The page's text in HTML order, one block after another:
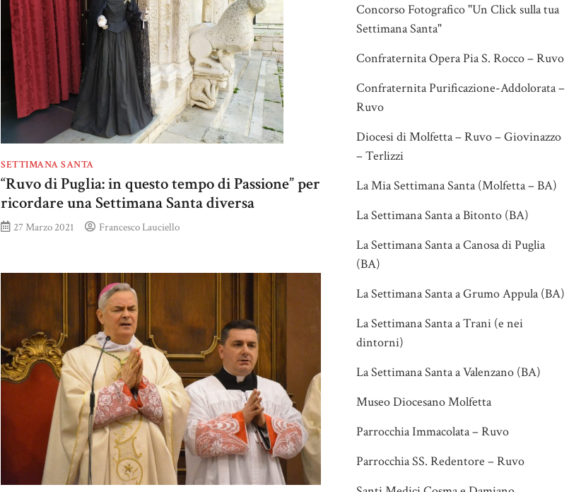
SETTIMANA SANTA
“Ruvo di Puglia: in questo tempo di Passione” per
ricordare una Settimana Santa diversa
27 Marzo 2021 Francesco Lauciello
Concorso Fotografico "Un Click sulla tua
Settimana Santa"
Confraternita Opera Pia S. Rocco – Ruvo
Confraternita Purificazione-Addolorata –
Ruvo
Diocesi di Molfetta – Ruvo – Giovinazzo
– Terlizzi
La Mia Settimana Santa (Molfetta – BA)
La Settimana Santa a Bitonto (BA)
La Settimana Santa a Canosa di Puglia
(BA)
La Settimana Santa a Grumo Appula (BA)
La Settimana Santa a Trani (e nei
dintorni)
La Settimana Santa a Valenzano (BA)
Museo Diocesano Molfetta
Parrocchia Immacolata – Ruvo
Parrocchia SS. Redentore – Ruvo